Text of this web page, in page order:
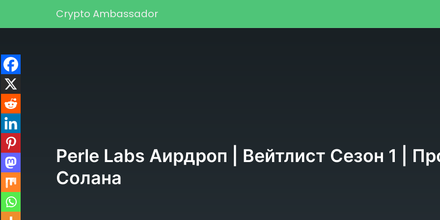
Основная навигация
Crypto Ambassador
Perle Labs Аирдроп | Вейтлист Сезон 1 |
Солана